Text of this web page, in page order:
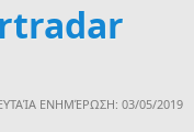
ΕΝΗΜΈΡΩΣΗ: 03/05/2019